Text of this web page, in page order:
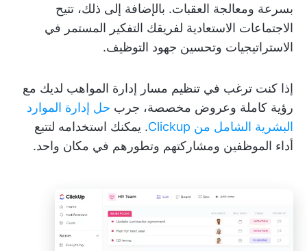
بسرعة ومعالجة العقبات. بالإضافة إلى ذلك، تتيح
الاجتماعات الاستعادية لفريقك التفكير المستمر في
الاستراتيجيات وتحسين جهود التوظيف.
إذا كنت ترغب في تنظيم مسار إدارة المواهب لديك مع
رؤية كاملة وعروض مخصصة، جرب حل إدارة الموارد
البشرية الشامل من Clickup
. يمكنك استخدامه لتتبع
أداء الموظفين ومشاركتهم وتطورهم في مكان واحد.